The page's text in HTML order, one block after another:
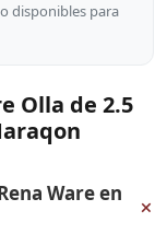
disponibles para
Olla de 2.5
Ware en
+